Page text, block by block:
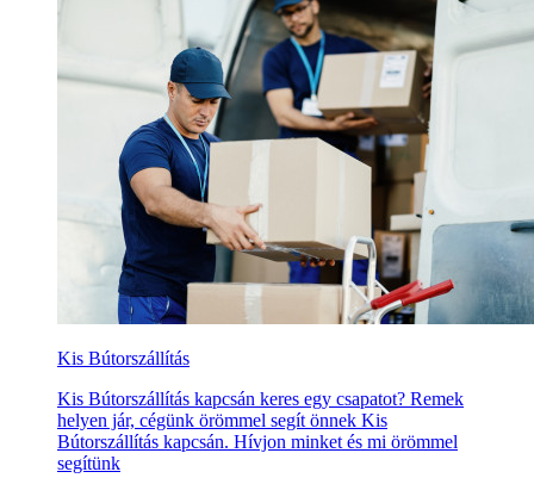
Kis Bútorszállítás
Kis Bútorszállítás kapcsán keres egy csapatot? Remek
helyen jár, cégünk örömmel segít önnek Kis
Bútorszállítás kapcsán. Hívjon minket és mi örömmel
segítünk